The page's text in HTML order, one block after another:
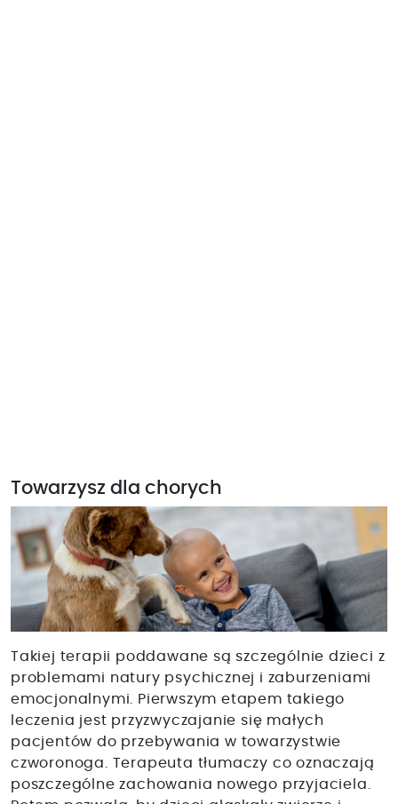
Towarzysz dla chorych
Takiej terapii poddawane są szczególnie dzieci z
problemami natury psychicznej i zaburzeniami
emocjonalnymi. Pierwszym etapem takiego
leczenia jest przyzwyczajanie się małych
pacjentów do przebywania w towarzystwie
czworonoga. Terapeuta tłumaczy co oznaczają
poszczególne zachowania nowego przyjaciela.